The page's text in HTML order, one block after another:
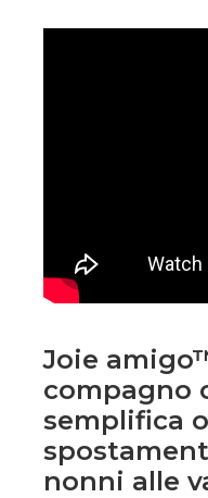
Joie
compagno
semplifica
nonni alle